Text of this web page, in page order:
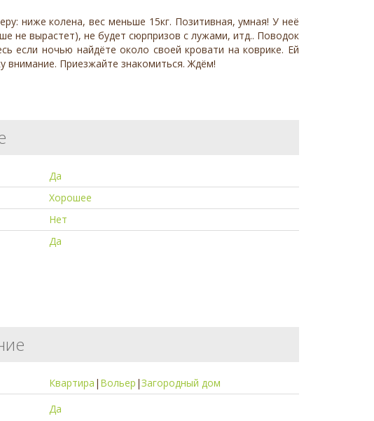
ниже колена, вес меньше 15кг. Позитивная, умная! У неё
не вырастет), не будет сюрпризов с лужами, итд.. Поводок
если ночью найдёте около своей кровати на коврике. Ей
Приезжайте знакомиться. Ждём!
Да
Хорошее
Нет
Да
Квартира | Вольер |Загородный дом
Да